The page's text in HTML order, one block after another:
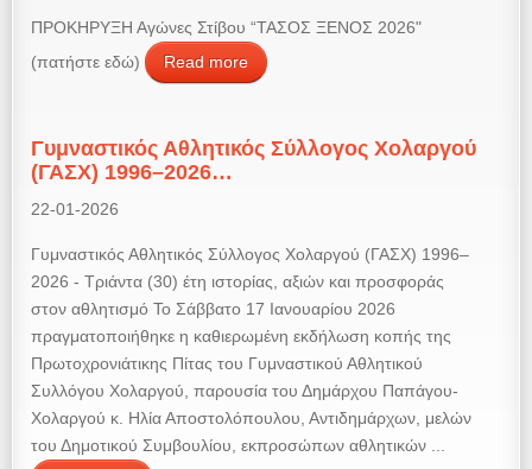
ΠΡΟΚΗΡΥΞΗ Αγώνες Στίβου “ΤΑΣΟΣ ΞΕΝΟΣ 2026"
(πατήστε εδώ)
Read more
Γυμναστικός Αθλητικός Σύλλογος Χολαργού
(ΓΑΣΧ) 1996–2026…
22-01-2026
Γυμναστικός Αθλητικός Σύλλογος Χολαργού (ΓΑΣΧ) 1996–
2026 - Τριάντα (30) έτη ιστορίας, αξιών και προσφοράς
στον αθλητισμό Το Σάββατο 17 Ιανουαρίου 2026
πραγματοποιήθηκε η καθιερωμένη εκδήλωση κοπής της
Πρωτοχρονιάτικης Πίτας του Γυμναστικού Αθλητικού
Συλλόγου Χολαργού, παρουσία του Δημάρχου Παπάγου-
Χολαργού κ. Ηλία Αποστολόπουλου, Αντιδημάρχων, μελών
του Δημοτικού Συμβουλίου, εκπροσώπων αθλητικών ...